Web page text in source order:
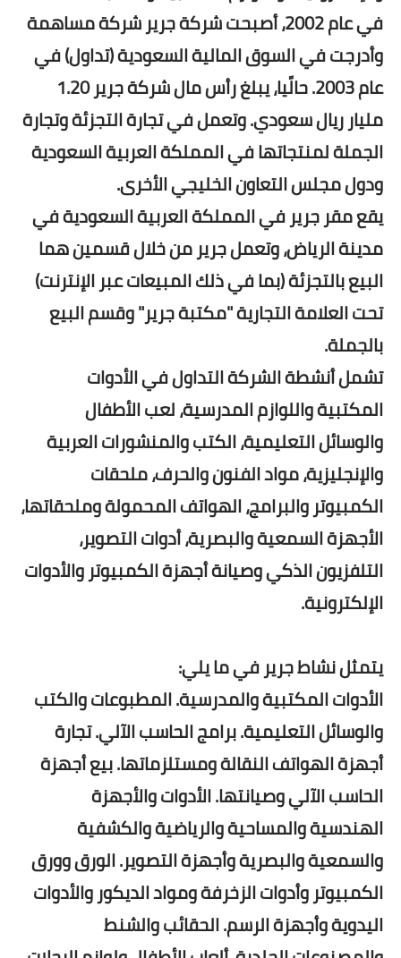
في عام 2002، أصبحت شركة جرير شركة مساهمة
وأدرجت في السوق المالية السعودية (تداول) في
عام 2003. حالًيا، يبلغ رأس مال شركة جرير 1.20
مليار ريال سعودي. وتعمل في تجارة التجزئة وتجارة
الجملة لمنتجاتها في المملكة العربية السعودية
ودول مجلس التعاون الخليجي الأخرى.
يقع مقر جرير في المملكة العربية السعودية في
مدينة الرياض، وتعمل جرير من خلال قسمين هما
البيع بالتجزئة (بما في ذلك المبيعات عبر الإنترنت)
تحت العلامة التجارية "مكتبة جرير" وقسم البيع
بالجملة.
تشمل أنشطة الشركة التداول في الأدوات
المكتبية واللوازم المدرسية، لعب الأطفال
والوسائل التعليمية، الكتب والمنشورات العربية
والإنجليزية، مواد الفنون والحرف، ملحقات
الكمبيوتر والبرامج، الهواتف المحمولة وملحقاتها،
الأجهزة السمعية والبصرية، أدوات التصوير،
التلفزيون الذكي وصيانة أجهزة الكمبيوتر والأدوات
الإلكترونية.
يتمثل نشاط جرير في ما يلي:
الأدوات المكتبية والمدرسية. المطبوعات والكتب
والوسائل التعليمية. برامج الحاسب الآلي. تجارة
أجهزة الهواتف النقالة ومستلزماتها. بيع أجهزة
الحاسب الآلي وصيانتها. الأدوات والأجهزة
الهندسية والمساحية والرياضية والكشفية
والسمعية والبصرية وأجهزة التصوير. الورق وورق
الكمبيوتر وأدوات الزخرفة ومواد الديكور والأدوات
اليدوية وأجهزة الرسم. الحقائب والشنط